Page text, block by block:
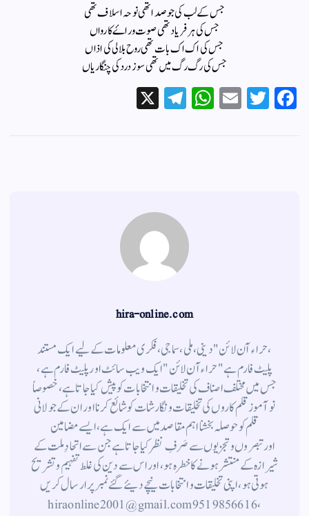
جس کے لب کی جو صدا تھی نوحہ اسلاف تھی
جس کی ہر فریاد تھی صوت وراۓ کارواں
جس کی اک اک بات تھی روح بلالی کی اذاں
جس کی رگ رگ میں تھی سوز درد کی چنگاریاں
Fa
ce
T
wi
E
m
W
ha
Te
le
hira-online.com
،حراء آن لائن" دینی ، ملی ، سماجی ، فکری معلومات کے لیے ایک مستند
پلیٹ فارم ہے " حراء آن لائن " ایک ویب سائٹ اور پلیٹ فارم ہے ،
جس میں مختلف اصناف کی تخلیقات و انتخابات کو پیش کیا جاتا ہے ، خصوصاً
نوآموز قلم کاروں کی تخلیقات و نگارشات کو شائع کرنا اور ان کے جولانی
قلم کوحوصلہ بخشنا اہم مقاصد میں سے ایک ہے ، ایسے مضامین
اورتبصروں وتجزیوں سے صَرفِ نظر کیا جاتاہے جن سے اتحادِ ملت کے
شیرازہ کے منتشر ہونے کاخطرہ ہو ، اور اس سے دین کی غلط تفہیم وتشریح
ہوتی ہو، اپنی تخلیقات و انتخابات نیچے دیئے گئے نمبر پر ارسال کریں
، 9519856616 hiraonline2001@gmail.com